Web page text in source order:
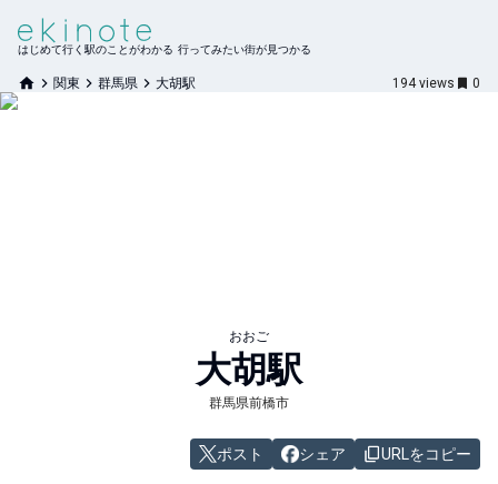
はじめて行く駅のことがわかる 行ってみたい街が見つかる
関東 群馬県 大胡駅 194 views 0
おおご
大胡駅
群馬県前橋市
ポスト シェア URLをコピー